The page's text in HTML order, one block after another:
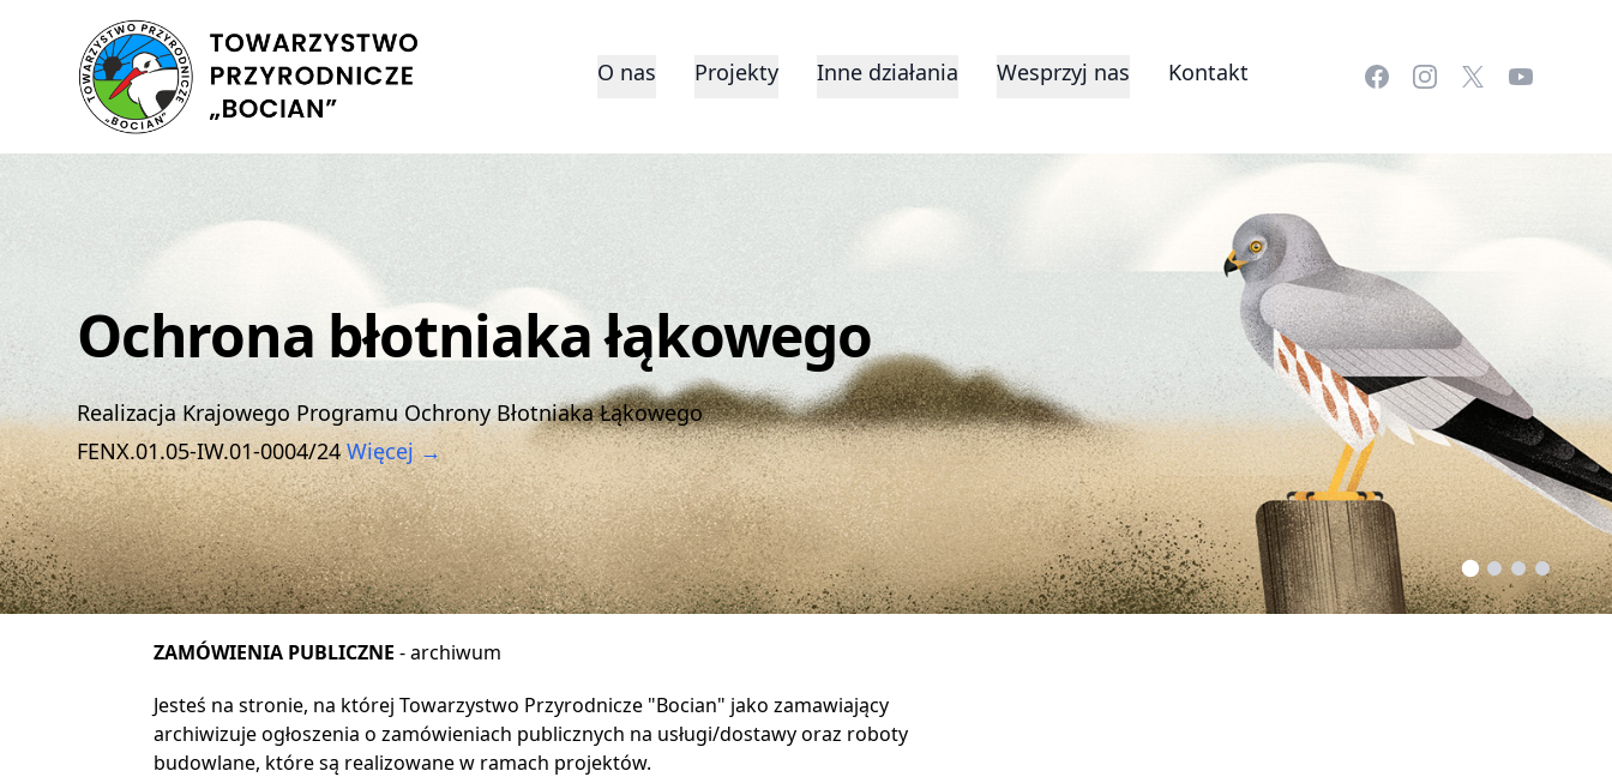
O nas Projekty Inne działania Wesprzyj nas Kontakt FacebookInstagram
X YouTube
Ochrona błotniaka łąkowego
Realizacja Krajowego Programu Ochrony Błotniaka Łąkowego
FENX.01.05-IW.01-0004/24Więcej →
ZAMÓWIENIA PUBLICZNE - archiwum
Jesteś na stronie, na której Towarzystwo Przyrodnicze "Bocian" jako zamawiający
archiwizuje ogłoszenia o zamówieniach publicznych na usługi/dostawy oraz roboty
budowlane, które są realizowane w ramach projektów.